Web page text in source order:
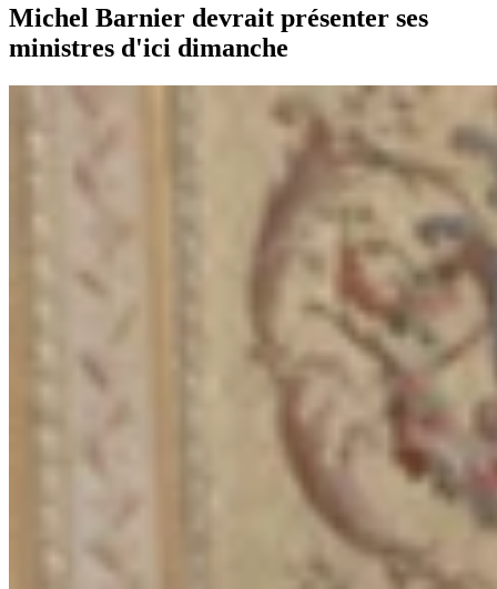
Michel Barnier devrait présenter ses
ministres d'ici dimanche